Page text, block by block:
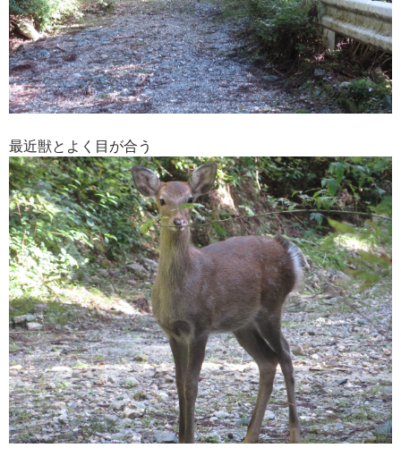
最近獣とよく目が合う